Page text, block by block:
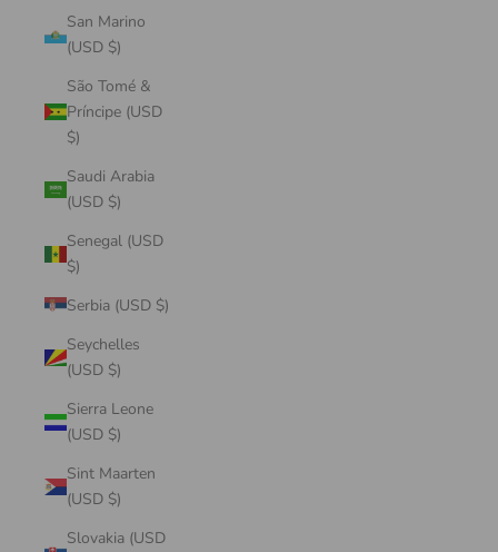
San Marino
(USD $)
São Tomé &
Príncipe (USD
$)
Saudi Arabia
(USD $)
Senegal (USD
$)
Serbia (USD $)
Seychelles
(USD $)
Sierra Leone
(USD $)
Sint Maarten
(USD $)
Slovakia (USD